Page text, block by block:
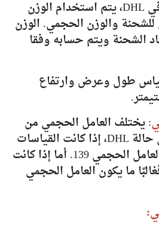
لحساب تكلفة الشحن في DHL، يتم استخدام الوزن
للشحنة والوزن الحجمي. الوزن
الشحنة ويتم حسابه وفقا
طول وعرض وارتفاع
: يختلف العامل الحجمي من
شركة شحن لأخرى. في حالة DHL، إذا كانت القياسات
بالإنش، غالبًا ما يكون العامل الحجمي 139. أما إذا كانت
ما يكون العامل الحجمي